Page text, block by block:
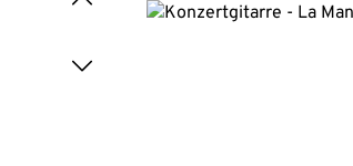
Bildergalerie überspringen